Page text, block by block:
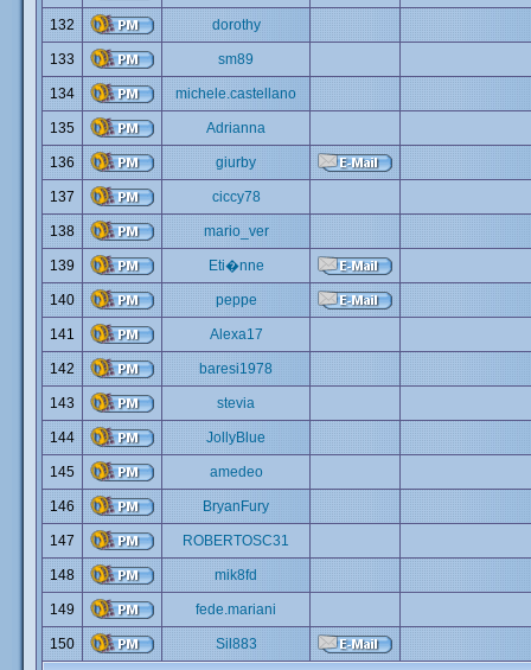
132 dorothy
133 sm89
134 michele.castellano
135 Adrianna
136 giurby
137 ciccy78
138 mario_ver
139 Eti�nne
140 peppe
141 Alexa17
142 baresi1978
143 stevia
144 JollyBlue
145 amedeo
146 BryanFury
147 ROBERTOSC31
148 mik8fd
149 fede.mariani
150 Sil883